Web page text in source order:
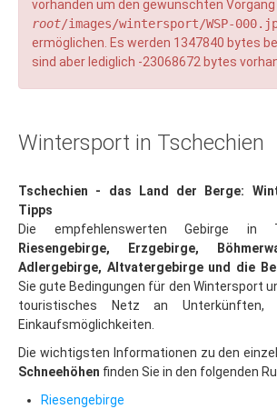
Last Minute
Bozi Dar
Klinovec
Hotel-Tipps
Last Minute
Zelezna Ruda
Isergebirge
Last Minute
Bedrichov
Janov
vorhanden um den gewünschten Vorgang
root/images/wintersport/WSP-
ermöglichen. Es werden 1347840 bytes
sind aber lediglich -23068672 bytes
Wintersport in Tschechien
Tschechien - das Land der Berge:
Tipps
Die empfehlenswerten Gebirge in
Riesengebirge, Erzgebirge,
Adlergebirge, Altvatergebirge und die
Sie gute Bedingungen für den Wintersport
touristisches Netz an Unterkünften,
Einkaufsmöglichkeiten.
Die wichtigsten Informationen zu den
Schneehöhen finden Sie in den folgenden
Riesengebirge